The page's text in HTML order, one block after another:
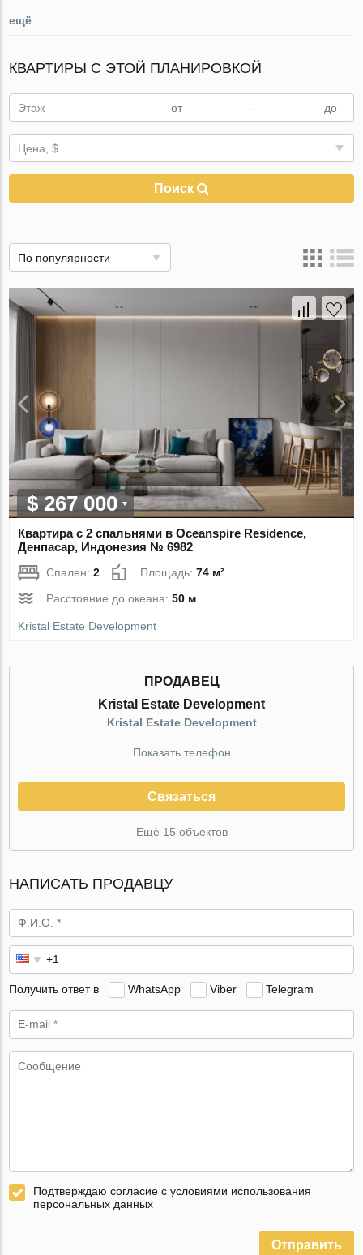
ещё
КВАРТИРЫ С ЭТОЙ ПЛАНИРОВКОЙ
Этаж -
Цена, $
Поиск
По популярности
$ 267 000
Квартира с 2 спальнями в Oceanspire Residence,
Денпасар, Индонезия № 6982
Спален:2 Площадь:74 м²
Расстояние до океана:50 м
Kristal Estate Development
ПРОДАВЕЦ
Kristal Estate Development
Kristal Estate Development
Показать телефон
Связаться
Ещё 15 объектов
НАПИСАТЬ ПРОДАВЦУ
Получить ответ в WhatsApp Viber Telegram
Подтверждаю согласие с условиями использования
персональных данных
Отправить